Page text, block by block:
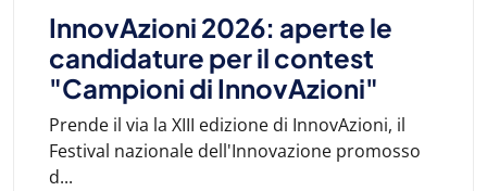
InnovAzioni 2026: aperte le
candidature per il contest
"Campioni di InnovAzioni"
Prende il via la XIII edizione di InnovAzioni, il
Festival nazionale dell'Innovazione promosso
d...